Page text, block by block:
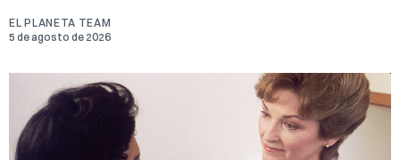
EL PLANETA TEAM
5 de agosto de 2026